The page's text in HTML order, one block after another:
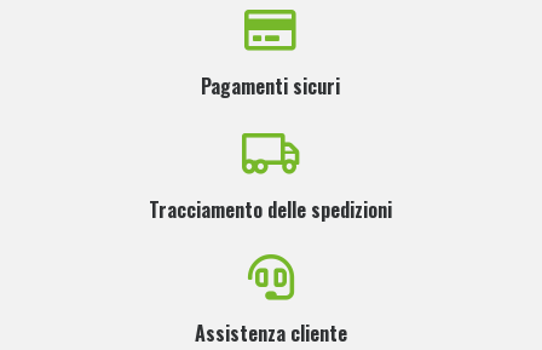
Pagamenti sicuri
Tracciamento delle spedizioni
Assistenza cliente